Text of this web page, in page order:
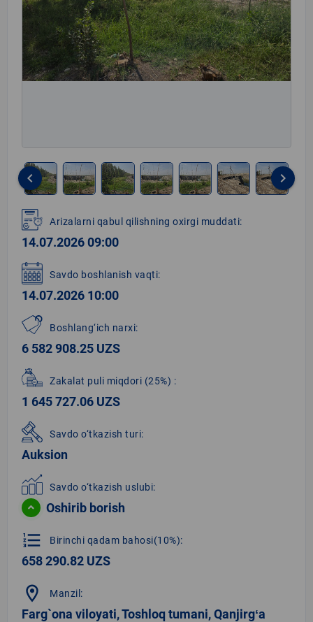
1
of
8
keyboard_arrow_left keyboard_arrow_right
Arizalarni qabul qilishning oxirgi muddati:
14.07.2026 09:00
Savdo boshlanish vaqti:
14.07.2026 10:00
Boshlang‘ich narxi:
6 582 908.25 UZS
Zakalat puli miqdori (25%) :
1 645 727.06 UZS
Savdo o‘tkazish turi:
Auksion
Savdo o‘tkazish uslubi:
Oshirib borish
format_list_numbered Birinchi qadam bahosi(10%):
658 290.82 UZS
location_on Manzil:
Farg`ona viloyati, Toshloq tumani, Qanjirgʻa